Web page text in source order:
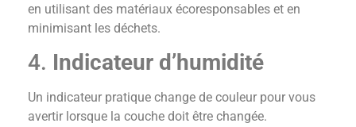
en utilisant des matériaux écoresponsables et en
minimisant les déchets.
4. Indicateur d’humidité
Un indicateur pratique change de couleur pour vous
avertir lorsque la couche doit être changée.